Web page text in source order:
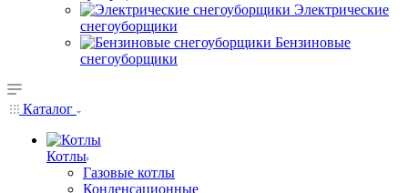
Электрические
снегоуборщики
Бензиновые
снегоуборщики
Каталог
Котлы
Газовые котлы
Конденсационные